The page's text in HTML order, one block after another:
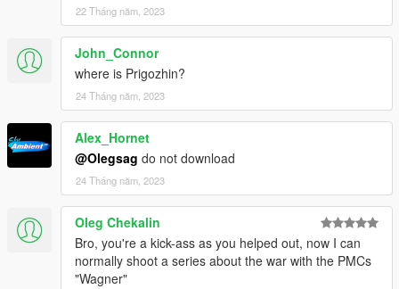
22 Tháng năm, 2023
John_Connor
where is Prigozhin?
24 Tháng năm, 2023
Alex_Hornet
@Olegsag do not download
24 Tháng năm, 2023
Oleg Chekalin
Bro, you're a kick-ass as you helped out, now I can
normally shoot a series about the war with the PMCs
"Wagner"